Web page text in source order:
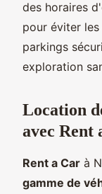
des horaires
pour éviter
parkings
exploration
Location
avec Rent
Rent a Car à
gamme de